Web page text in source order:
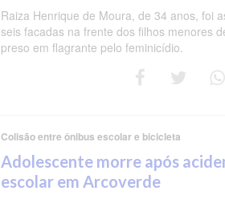
Raiza Henrique de Moura, de 34 anos, foi
seis facadas na frente dos filhos menores
preso em flagrante pelo feminicídio.
Colisão entre ônibus escolar e bicicleta
Adolescente morre após
escolar em Arcoverde